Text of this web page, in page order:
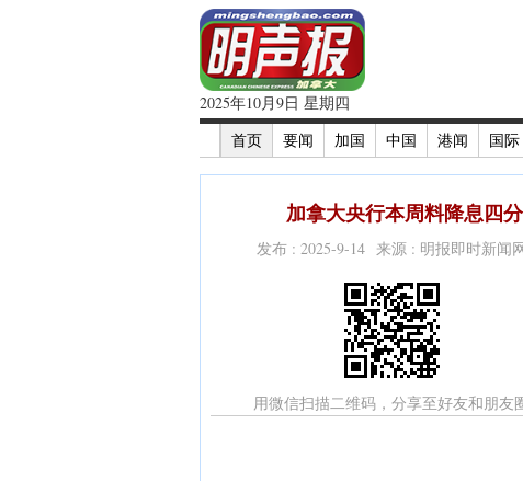
2025年10月9日 星期四
首页
要闻 加国 中国 港闻 国际
加拿大央行本周料降息四
发布 : 2025-9-14 来源 : 明报即时新闻
用微信扫描二维码，分享至好友和朋友